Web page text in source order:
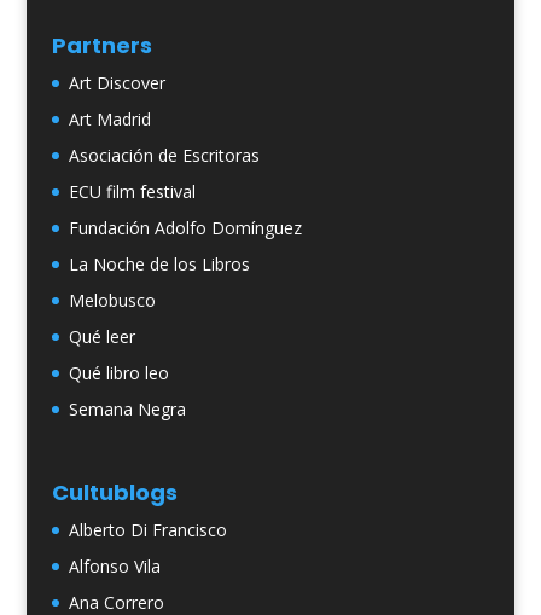
Partners
Art Discover
Art Madrid
Asociación de Escritoras
ECU film festival
Fundación Adolfo Domínguez
La Noche de los Libros
Melobusco
Qué leer
Qué libro leo
Semana Negra
Cultublogs
Alberto Di Francisco
Alfonso Vila
Ana Correro